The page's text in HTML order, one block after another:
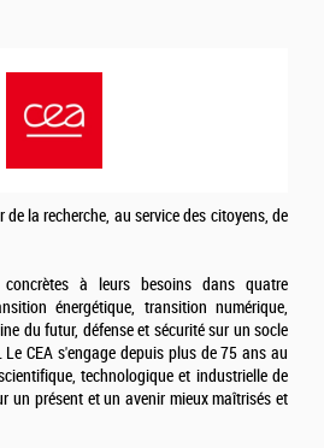
de la recherche, au service des citoyens, de
à leurs besoins dans quatre
énergétique, transition numérique,
du futur, défense et sécurité sur un socle
CEA s'engage depuis plus de 75 ans au
technologique et industrielle de
un présent et un avenir mieux maîtrisés et